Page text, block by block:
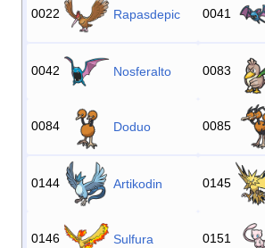
0022 Rapasdepic 0041
0042 Nosferalto 0083
0084 Doduo 0085
0144 Artikodin 0145
0146 Sulfura 0151